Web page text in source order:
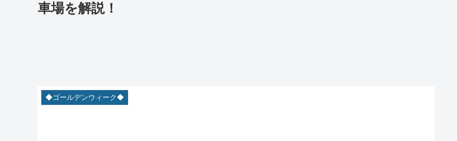
車場を解説！
◆ゴールデンウィーク◆